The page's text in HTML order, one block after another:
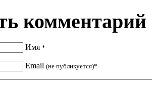
комментарий
Имя *
Email (не публикуется)*